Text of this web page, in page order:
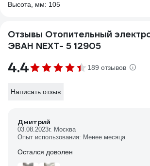
Высота, мм: 105
Отзывы Отопительный
ЭВАН NEXT- 5 12905
4.4 189 отзывов
Написать отзыв
Дмитрий
03.08.2023г. Москва
Опыт использования: Менее месяца
Остался доволен